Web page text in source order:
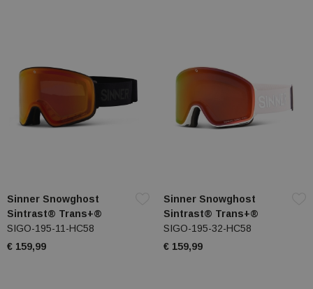
Sinner Snowghost
Sintrast® Trans+®
SIGO-195-11-HC58
€ 159,99
Sinner Snowghost
Sintrast® Trans+®
SIGO-195-32-HC58
€ 159,99